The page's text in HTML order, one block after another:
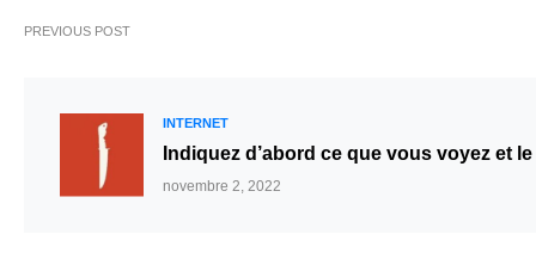
PREVIOUS POST
INTERNET
Indiquez d’abord ce que vous voyez et
novembre 2, 2022